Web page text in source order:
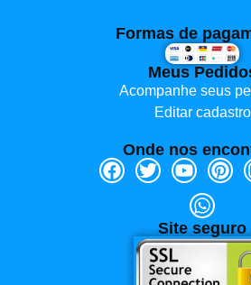
Formas de
Meus
Acompanhe seus
Editar cadastro
Onde nos
Site seguro